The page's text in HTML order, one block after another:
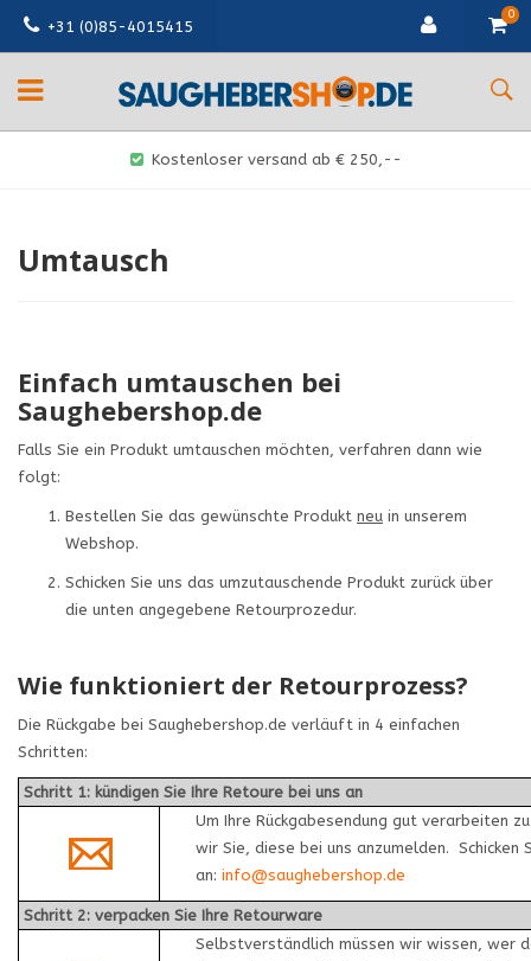
+31 (0)85-4015415
0
Kostenloser versand ab € 250,--
Umtausch
Einfach umtauschen bei
Saughebershop.de
Falls Sie ein Produkt umtauschen möchten, verfahren dann wie
folgt:
Bestellen Sie das gewünschte Produkt neu in unserem
Webshop.
Schicken Sie uns das umzutauschende Produkt zurück über
die unten angegebene Retourprozedur.
Wie funktioniert der Retourprozess?
Die Rückgabe bei Saughebershop.de verläuft in 4 einfachen
Schritten:
Schritt 1: kündigen Sie Ihre Retoure bei uns an
Um Ihre Rückgabesendung gut verarbeiten
wir Sie, diese bei uns anzumelden. Schicken
an: info@saughebershop.de
Schritt 2: verpacken Sie Ihre Retourware
Selbstverständlich müssen wir wissen, wer